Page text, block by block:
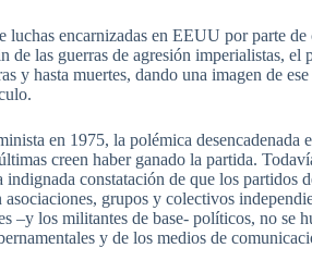
luchas encarnizadas en EEUU por parte
de las guerras de agresión imperialistas,
y hasta muertes, dando una imagen de
en 1975, la polémica
creen haber ganado la partida.
constatación de que los partidos
grupos y colectivos
–y los militantes de base- políticos, no se
y de los medios de